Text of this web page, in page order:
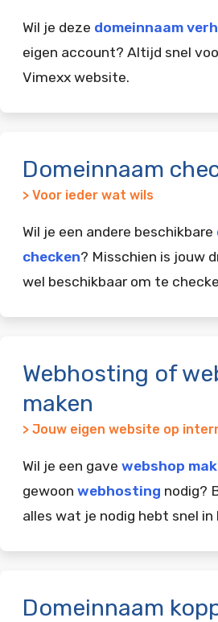
Wil je deze domeinnaam
eigen account? Altijd snel
Vimexx website.
Domeinnaam
> Voor ieder wat wils
Wil je een andere beschikbare
checken? Misschien is jouw
wel beschikbaar om te
Webhosting of
maken
> Jouw eigen website op
Wil je een gave webshop
gewoon webhosting nodig?
alles wat je nodig hebt snel in
Domeinnaam